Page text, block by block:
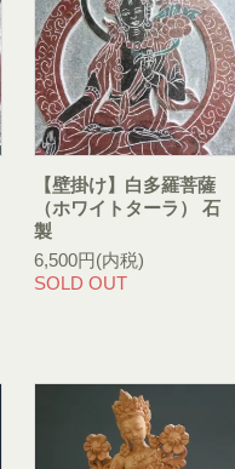
【壁掛け】白多羅菩薩
（ホワイトターラ） 石
製
6,500円(内税)
SOLD OUT